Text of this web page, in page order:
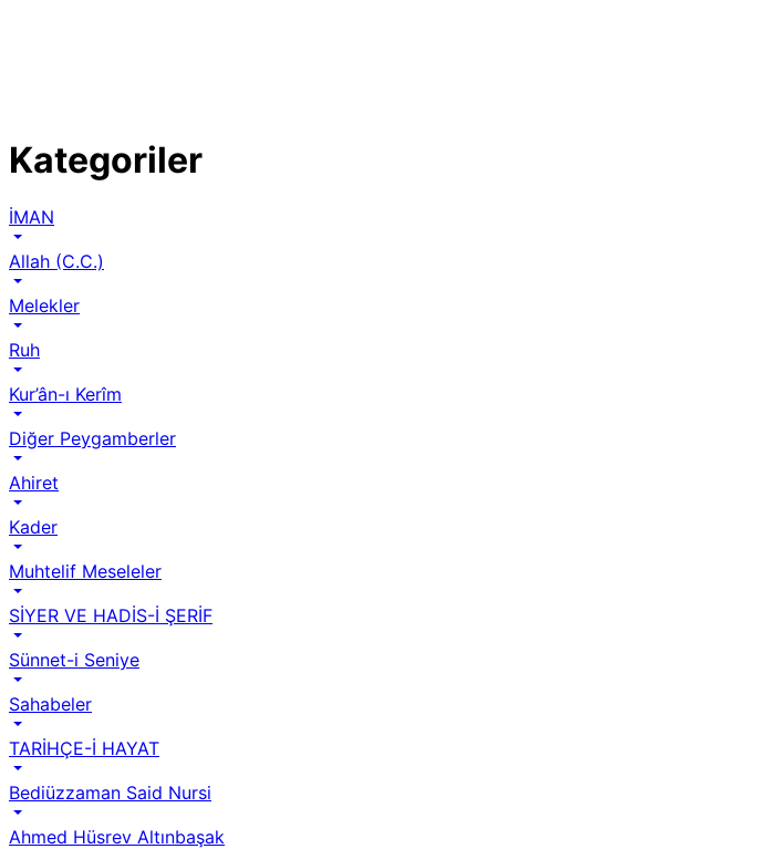
Kategoriler
İMAN
Allah (C.C.)
Melekler
Ruh
Kur’ân-ı Kerîm
Diğer Peygamberler
Ahiret
Kader
Muhtelif Meseleler
SİYER VE HADİS-İ ŞERİF
Sünnet-i Seniye
Sahabeler
TARİHÇE-İ HAYAT
Bediüzzaman Said Nursi
Ahmed Hüsrev Altınbaşak